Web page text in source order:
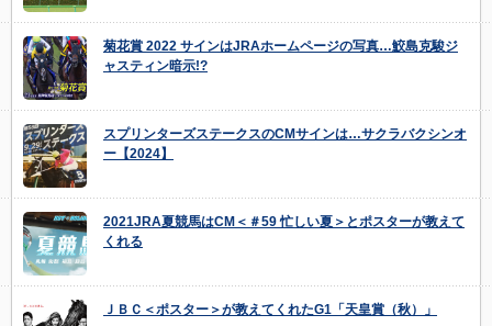
菊花賞 2022 サインはJRAホームページの写真…鮫島克駿ジ
ャスティン暗示!?
スプリンターズステークスのCMサインは…サクラバクシンオ
ー【2024】
2021JRA夏競馬はCM＜＃59 忙しい夏＞とポスターが教えて
くれる
ＪＢＣ＜ポスター＞が教えてくれたG1「天皇賞（秋）」